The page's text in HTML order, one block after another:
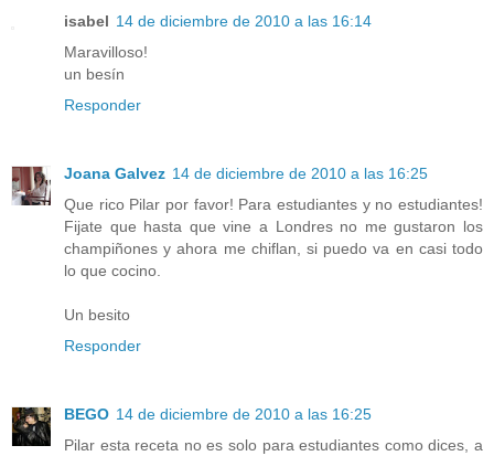
isabel 14 de diciembre de 2010 a las 16:14
Maravilloso!
un besín
Responder
Joana Galvez 14 de diciembre de 2010 a las 16:25
Que rico Pilar por favor! Para estudiantes y no estudiantes!
Fijate que hasta que vine a Londres no me gustaron los
champiñones y ahora me chiflan, si puedo va en casi todo
lo que cocino.
Un besito
Responder
BEGO 14 de diciembre de 2010 a las 16:25
Pilar esta receta no es solo para estudiantes como dices, a